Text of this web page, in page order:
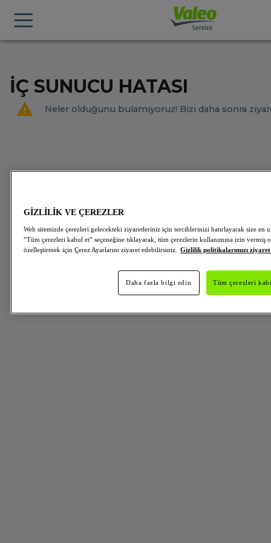
İÇ SUNUCU HATASI
Neler olduğunu bulamıyoruz! Bizi daha sonra
GİZLİLİK VE ÇEREZLER
Web sitemizde çerezleri gelecekteki ziyaretleriniz için tercihlerinizi hatırlayarak size en
“Tüm çerezleri kabul et” seçeneğine tıklayarak, tüm çerezlerin kullanımına izin vermiş
özelleştirmek için Çerez Ayarlarını ziyaret edebilirsiniz.
Gizlilik politikalarımızı
Tüm çerezleri
Daha fazla bilgi edin